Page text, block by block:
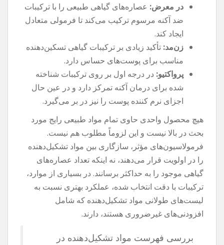
در معرض: عصاره‌های گیاهی طبیعی را با ترکیبات
ضد آکنه مرسوم ترکیب می‌کند تا فرمولی متعادل
ایجاد کند.
زن‌مد: تأکید زیادی بر ترکیبات گیاهی تسکین‌دهنده
مناسب برای پوست‌های حساس دارد.
پرواکتیو: در درجه اول بر روی ترکیبات شناخته
شده برای درمان آکنه تمرکز دارد و در عین حال
اجزای نرم کننده پوست را نیز در بر می‌گیرد.
هیچ محصول واحدی حاوی تمام مواد طبیعی رایج مورد
بحث در بالا نیست و این لزوماً مطلوب هم نیست.
فرمولاسیون‌های مؤثر، سازگاری بین مواد تشکیل‌دهنده
را در اولویت قرار می‌دهند، نه اینکه تعداد عصاره‌های
گیاهی موجود را به حداکثر برسانند. در بسیاری از موارد،
ترکیبات با دقت انتخاب شده، عملکرد بهتری نسبت به
لیست‌های طولانی مواد تشکیل‌دهنده که شامل
افزودنی‌های غیرضروری هستند، دارند.
بررسی فهرست مواد تشکیل‌دهنده در